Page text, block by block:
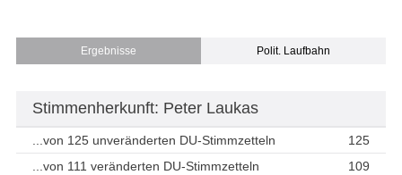
Ergebnisse Polit. Laufbahn
Stimmenherkunft: Peter Laukas
...von 125 unveränderten DU-Stimmzetteln
125
...von 111 veränderten DU-Stimmzetteln
109